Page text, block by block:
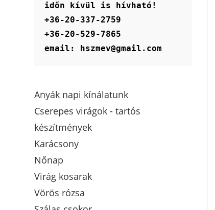
időn kívül is hívható!
+36-20-337-2759
+36-20-529-7865
email: hszmev@gmail.com
Anyák napi kínálatunk
Cserepes virágok - tartós
készítmények
Karácsony
Nőnap
Virág kosarak
Vörös rózsa